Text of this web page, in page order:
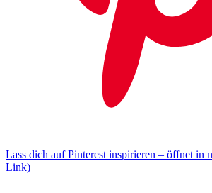
Lass dich auf Pinterest inspirieren – öffnet in
Link)